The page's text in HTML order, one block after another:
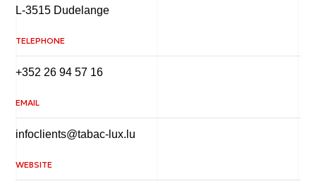
L-3515 Dudelange
TELEPHONE
+352 26 94 57 16
EMAIL
infoclients@tabac-lux.lu
WEBSITE